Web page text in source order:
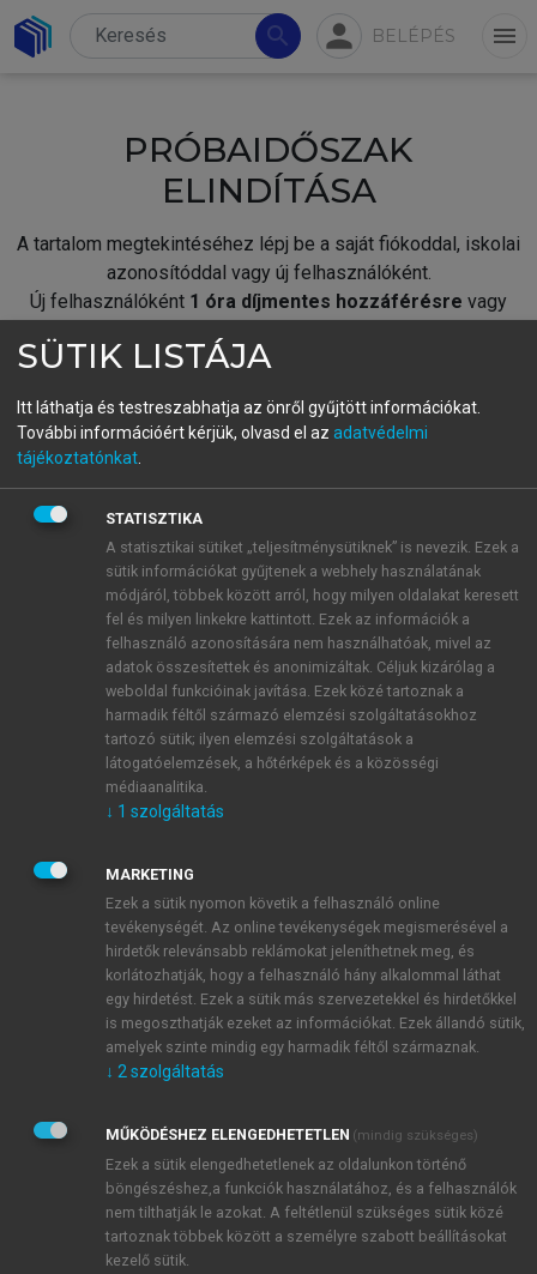
search person BELÉPÉS menu
PRÓBAIDŐSZAK
ELINDÍTÁSA
A tartalom megtekintéséhez lépj be a saját fiókoddal, iskolai
azonosítóddal vagy új felhasználóként.
Új felhasználóként 1 óra díjmentes hozzáférésre vagy
fiókoddal,vagy hozz létre új fiókot.
A regisztráció után apróbaidőszakautomatikusan
BELÉPÉS SAJÁT FIÓKKAL
ÚJ FIÓK LÉTREHOZÁSA
1 óra díjmentes hozzáférés
E-MAIL-CÍM
JELSZÓ
JELSZÓ ÚJRA
Kérek értesítést a MeRSZ újdonságairól, akcióiról.
Kérek értesítést az Akadémiai Kiadó Zrt. újdonságairól,
Adatkezelési tájékoztatóbanfoglaltakat tudomásul
veszem és elfogadom.
Általános vásárlási feltételeket, valamint a szotar.netés a
mersz.huoldalak licencszerződéseiben foglaltakat
tudomásul veszem és elfogadom.
SÜTIK LISTÁJA
Itt láthatja és testreszabhatja az önről gyűjtött információkat.
További információért kérjük, olvasd el az adatvédelmi
tájékoztatónkat
STATISZTIKA
A statisztikai sütiket „teljesítménysütiknek” is nevezik. Ezek a
sütik információkat gyűjtenek a webhely használatának
módjáról, többek között arról, hogy milyen oldalakat keresett
fel és milyen linkekre kattintott. Ezek az információk a
felhasználó azonosítására nem használhatóak, mivel az
adatok összesítettek és anonimizáltak. Céljuk kizárólag a
weboldal funkcióinak javítása. Ezek közé tartoznak a
harmadik féltől származó elemzési szolgáltatásokhoz
tartozó sütik; ilyen elemzési szolgáltatások a
látogatóelemzések, a hőtérképek és a közösségi
médiaanalitika.
↓ 1 szolgáltatás
MARKETING
Ezek a sütik nyomon követik a felhasználó online
tevékenységét. Az online tevékenységek megismerésével a
hirdetők relevánsabb reklámokat jeleníthetnek meg, és
korlátozhatják, hogy a felhasználó hány alkalommal láthat
egy hirdetést. Ezek a sütik más szervezetekkel és hirdetőkkel
is megoszthatják ezeket az információkat. Ezek állandó sütik,
amelyek szinte mindig egy harmadik féltől származnak.
↓ 2 szolgáltatás
MŰKÖDÉSHEZ ELENGEDHETETLEN (mindig szükséges)
Ezek a sütik elengedhetetlenek az oldalunkon történő
böngészéshez,a funkciók használatához, és a felhasználók
nem tilthatják le azokat. A feltétlenül szükséges sütik közé
tartoznak többek között a személyre szabott beállításokat
kezelő sütik.